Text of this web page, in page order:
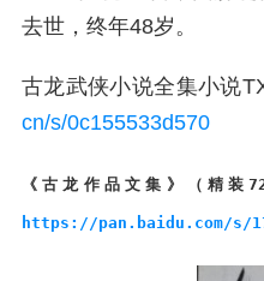
去世，终年48岁。
古龙武侠小说全集小说
cn/s/0c155533d570
《古龙作品文集》（精装
https://pan.baidu.com/s/